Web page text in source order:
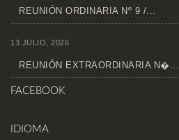
REUNIÓN ORDINARIA Nº 9 /...
13 JULIO, 2026
REUNIÓN EXTRAORDINARIA N�...
FACEBOOK
IDIOMA